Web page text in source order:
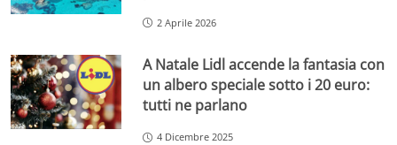
2 Aprile 2026
A Natale Lidl accende la fantasia con
un albero speciale sotto i 20 euro:
tutti ne parlano
4 Dicembre 2025